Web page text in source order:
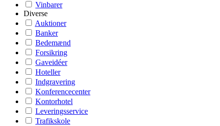
Vinbarer
Diverse
Auktioner
Banker
Bedemænd
Forsikring
Gaveidéer
Hoteller
Indgravering
Konferencecenter
Kontorhotel
Leveringsservice
Trafikskole